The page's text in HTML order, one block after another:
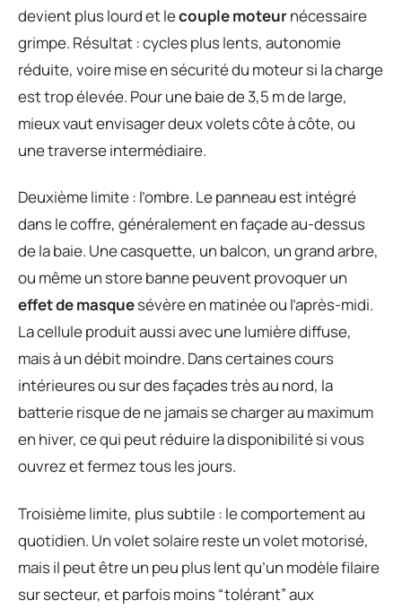
devient plus lourd et lecouple moteurnécessaire
grimpe. Résultat : cycles plus lents, autonomie
réduite, voire mise en sécurité du moteur si la charge
est trop élevée. Pour une baie de 3,5 m de large,
mieux vaut envisager deux volets côte à côte, ou
une traverse intermédiaire.
Deuxième limite : l’ombre. Le panneau est intégré
dans le coffre, généralement en façade au-dessus
de la baie. Une casquette, un balcon, un grand arbre,
ou même un store banne peuvent provoquer un
effet de masquesévère en matinée ou l’après-midi.
La cellule produit aussi avec une lumière diffuse,
mais à un débit moindre. Dans certaines cours
intérieures ou sur des façades très au nord, la
batterie risque de ne jamais se charger au maximum
en hiver, ce qui peut réduire la disponibilité si vous
ouvrez et fermez tous les jours.
Troisième limite, plus subtile : le comportement au
quotidien. Un volet solaire reste un volet motorisé,
mais il peut être un peu plus lent qu’un modèle filaire
sur secteur, et parfois moins “tolérant” aux